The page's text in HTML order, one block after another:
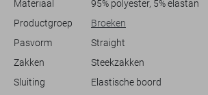
Materiaal
95% polyester, 5% elastan
Productgroep
Broeken
Pasvorm
Straight
Zakken
Steekzakken
Sluiting
Elastische boord